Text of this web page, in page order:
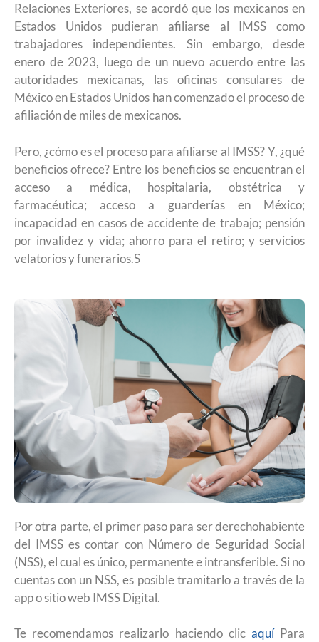
Relaciones Exteriores, se acordó que los mexicanos en
Estados Unidos pudieran afiliarse al IMSS como
trabajadores independientes. Sin embargo, desde
enero de 2023, luego de un nuevo acuerdo entre las
autoridades mexicanas, las oficinas consulares de
México en Estados Unidos han comenzado el proceso de
afiliación de miles de mexicanos.
Pero, ¿cómo es el proceso para afiliarse al IMSS? Y, ¿qué
beneficios ofrece? Entre los beneficios se encuentran el
acceso a médica, hospitalaria, obstétrica y
farmacéutica; acceso a guarderías en México;
incapacidad en casos de accidente de trabajo; pensión
por invalidez y vida; ahorro para el retiro; y servicios
velatorios y funerarios.S
Por otra parte, el primer paso para ser derechohabiente
del IMSS es contar con Número de Seguridad Social
(NSS), el cual es único, permanente e intransferible. Si no
cuentas con un NSS, es posible tramitarlo a través de la
app o sitio web IMSS Digital.
Te recomendamos realizarlo haciendo clic aquíPara